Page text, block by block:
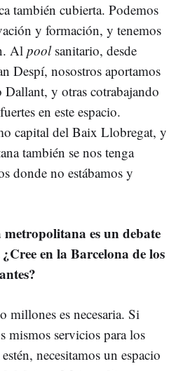
también cubierta. Podemos
y formación, y tenemos
Al poolsanitario, desde
Despí, nosostros aportamos
y otras cotrabajando
en este espacio.
capital del Baix Llobregat, y
también se nos tenga
donde no estábamos y
es un debate
en la Barcelona de los
millones es necesaria. Si
mismos servicios para los
necesitamos un espacio